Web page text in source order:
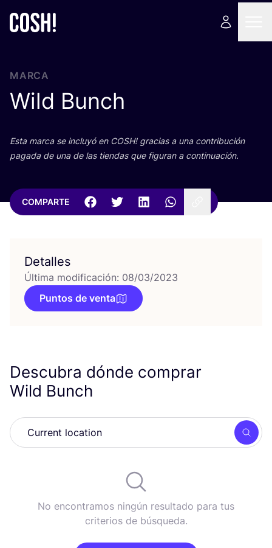
MARCA
Wild Bunch
Esta mar­ca se inclu­yó en COSH! gra­cias a una con­tri­bu­ción
paga­da de una de las tien­das que figu­ran a continuación.
COMPARTE
Detalles
Última modificación: 08/03/2023
Puntos de venta
Descubra dónde comprar
Wild Bunch
No encontramos ningún resultado para tus
criterios de búsqueda.